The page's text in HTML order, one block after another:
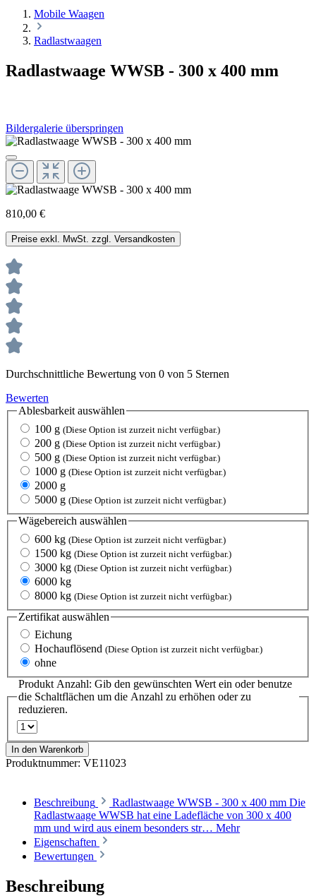
Mobile Waagen
Radlastwaagen
Radlastwaage WWSB - 300 x 400 mm
Bildergalerie überspringen
810,00 €
Preise exkl. MwSt. zzgl. Versandkosten
Durchschnittliche Bewertung von 0 von 5 Sternen
Bewerten
Ablesbarkeitauswählen
100 g (Diese Option ist zurzeit nicht verfügbar.)
200 g (Diese Option ist zurzeit nicht verfügbar.)
500 g (Diese Option ist zurzeit nicht verfügbar.)
1000 g (Diese Option ist zurzeit nicht verfügbar.)
2000 g
5000 g (Diese Option ist zurzeit nicht verfügbar.)
Wägebereich auswählen
600 kg (Diese Option ist zurzeit nicht verfügbar.)
1500 kg (Diese Option ist zurzeit nicht verfügbar.)
3000 kg (Diese Option ist zurzeit nicht verfügbar.)
6000 kg
8000 kg (Diese Option ist zurzeit nicht verfügbar.)
Zertifikat auswählen
Eichung
Hochauflösend (Diese Option ist zurzeit nicht verfügbar.)
ohne
Produkt Anzahl: Gib den gewünschten Wert ein oder benutze
die Schaltflächen um die Anzahl zu erhöhen oder zu
reduzieren.
In den Warenkorb
Produktnummer: VE11023
Beschreibung
Radlastwaage WWSB - 300 x 400 mm Die
Radlastwaage WWSB hat eine Ladefläche von 300 x 400
mm und wird aus einem besonders str… Mehr
Eigenschaften
Bewertungen
Beschreibung